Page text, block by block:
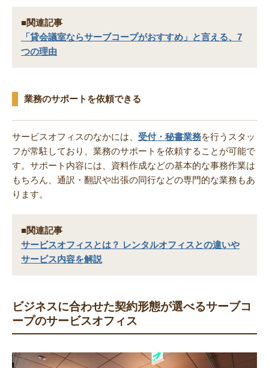
■関連記事
「貸会議室ならサーブコープがおすすめ」と言える、7
つの理由
業務のサポートを依頼できる
サービスオフィスのなかには、 受付・秘書業務を行うスタッ
フが常駐しており、業務のサポートを依頼することが可能で
す。サポート内容には、資料作成などの基本的な事務作業は
もちろん、通訳・翻訳や出張の同行などの専門的な業務もあ
ります。
■関連記事
サービスオフィスとは？ レンタルオフィスとの違いや
サービス内容を解説
ビジネスに合わせた契約形態が選べるサーブコ
ープのサービスオフィス